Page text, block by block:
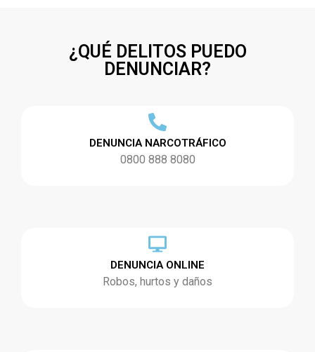
¿QUÉ DELITOS PUEDO
DENUNCIAR?
DENUNCIA NARCOTRÁFICO
0800 888 8080
DENUNCIA ONLINE
Robos, hurtos y daños